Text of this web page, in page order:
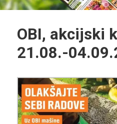
OBI, akcijski
21.08.-